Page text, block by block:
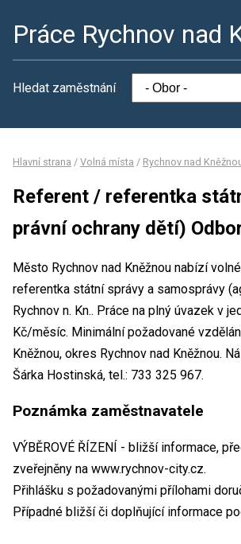
Práce Rychnov nad
Hledat zaměstnání
Hlavní strana / Volná místa / Rychnov nad
Referent / referentka
právní ochrany dětí)
Město Rychnov nad Kněžnou nabízí
referentka státní správy a samosprávy
Rychnov n. Kn.. Práce na plný úvazek v
Kč/měsíc. Minimální požadované
Kněžnou, okres Rychnov nad Kněžnou.
Šárka Hostinská, tel.: 733 325 967.
Poznámka zaměstnavatele
VÝBĚROVÉ ŘÍZENÍ - bližší informace,
zveřejněny na www.rychnov-city.cz.
Přihlášku s požadovanými přílohami
Případné bližší či doplňující informace